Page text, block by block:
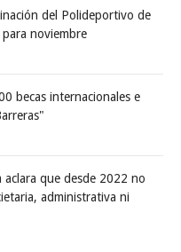
del Polideportivo de
noviembre
becas internacionales e
aclara que desde 2022 no
administrativa ni